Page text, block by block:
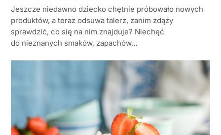
Jeszcze niedawno dziecko chętnie próbowało nowych
produktów, a teraz odsuwa talerz, zanim zdąży
sprawdzić, co się na nim znajduje? Niechęć
do nieznanych smaków, zapachów…